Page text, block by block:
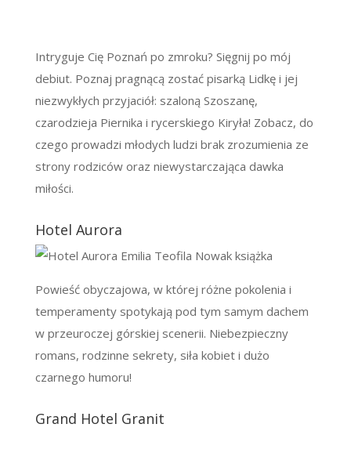
Intryguje Cię Poznań po zmroku? Sięgnij po mój
debiut. Poznaj pragnącą zostać pisarką Lidkę i jej
niezwykłych przyjaciół: szaloną Szoszanę,
czarodzieja Piernika i rycerskiego Kiryła! Zobacz, do
czego prowadzi młodych ludzi brak zrozumienia ze
strony rodziców oraz niewystarczająca dawka
miłości.
Hotel Aurora
Powieść obyczajowa, w której różne pokolenia i
temperamenty spotykają pod tym samym dachem
w przeuroczej górskiej scenerii. Niebezpieczny
romans, rodzinne sekrety, siła kobiet i dużo
czarnego humoru!
Grand Hotel Granit